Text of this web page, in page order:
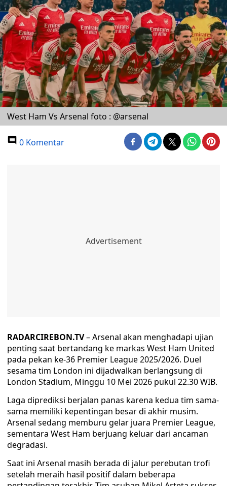
West Ham Vs Arsenal foto : @arsenal
0 Komentar
RADARCIREBON.TV– Arsenal akan menghadapi ujian
penting saat bertandang ke markas West Ham United
pada pekan ke-36 Premier League 2025/2026. Duel
sesama tim London ini dijadwalkan berlangsung di
London Stadium, Minggu 10 Mei 2026 pukul 22.30 WIB.
Laga diprediksi berjalan panas karena kedua tim sama-
sama memiliki kepentingan besar di akhir musim.
Arsenal sedang memburu gelar juara Premier League,
sementara West Ham berjuang keluar dari ancaman
degradasi.
Saat ini Arsenal masih berada di jalur perebutan trofi
setelah meraih hasil positif dalam beberapa